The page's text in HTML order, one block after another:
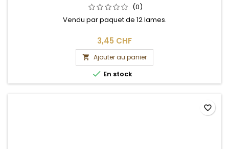
(0)
Vendu par paquet de 12 lames.
3,45 CHF
 Ajouter au panier
 En stock
favorite_border